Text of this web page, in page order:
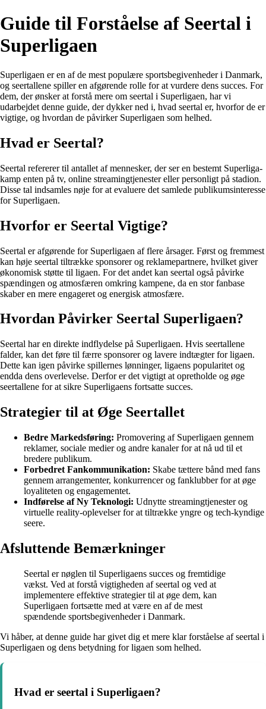
Guide til Forståelse af Seertal i
Superligaen
Superligaen er en af de mest populære sportsbegivenheder i Danmark,
og seertallene spiller en afgørende rolle for at vurdere dens succes. For
dem, der ønsker at forstå mere om seertal i Superligaen, har vi
udarbejdet denne guide, der dykker ned i, hvad seertal er, hvorfor de er
vigtige, og hvordan de påvirker Superligaen som helhed.
Hvad er Seertal?
Seertal refererer til antallet af mennesker, der ser en bestemt Superliga-
kamp enten på tv, online streamingtjenester eller personligt på stadion.
Disse tal indsamles nøje for at evaluere det samlede publikumsinteresse
for Superligaen.
Hvorfor er Seertal Vigtige?
Seertal er afgørende for Superligaen af flere årsager. Først og fremmest
kan høje seertal tiltrække sponsorer og reklamepartnere, hvilket giver
økonomisk støtte til ligaen. For det andet kan seertal også påvirke
spændingen og atmosfæren omkring kampene, da en stor fanbase
skaber en mere engageret og energisk atmosfære.
Hvordan Påvirker Seertal Superligaen?
Seertal har en direkte indflydelse på Superligaen. Hvis seertallene
falder, kan det føre til færre sponsorer og lavere indtægter for ligaen.
Dette kan igen påvirke spillernes lønninger, ligaens popularitet og
endda dens overlevelse. Derfor er det vigtigt at opretholde og øge
seertallene for at sikre Superligaens fortsatte succes.
Strategier til at Øge Seertallet
Bedre Markedsføring: Promovering af Superligaen gennem
reklamer, sociale medier og andre kanaler for at nå ud til et
bredere publikum.
Forbedret Fankommunikation: Skabe tættere bånd med fans
gennem arrangementer, konkurrencer og fanklubber for at øge
loyaliteten og engagementet.
Indførelse af Ny Teknologi: Udnytte streamingtjenester og
virtuelle reality-oplevelser for at tiltrække yngre og tech-kyndige
seere.
Afsluttende Bemærkninger
Seertal er nøglen til Superligaens succes og fremtidige
vækst. Ved at forstå vigtigheden af seertal og ved at
implementere effektive strategier til at øge dem, kan
Superligaen fortsætte med at være en af de mest
spændende sportsbegivenheder i Danmark.
Vi håber, at denne guide har givet dig et mere klar forståelse af seertal i
Superligaen og dens betydning for ligaen som helhed.
Hvad er seertal i Superligaen?